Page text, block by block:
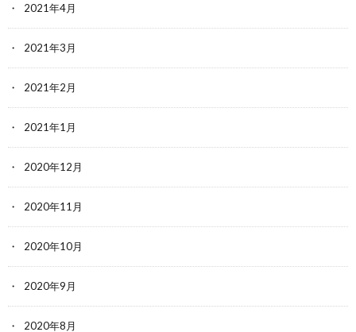
2021年4月
2021年3月
2021年2月
2021年1月
2020年12月
2020年11月
2020年10月
2020年9月
2020年8月